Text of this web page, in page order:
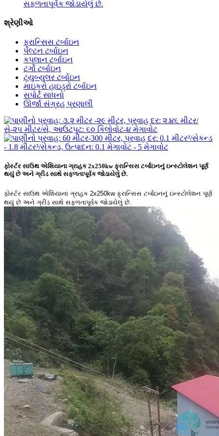
સફળતાપૂર્વક જોડાયેલું છે.
શ્રેણીઓ
ફ્રાન્સિસ ટર્બાઇન
પેલ્ટન ટર્બાઇન
કપલાન ટર્બાઇન
ટર્ગો ટર્બાઇન
ટ્યુબ્યુલર ટર્બાઇન
માઇક્રો હાઇડ્રો ટર્બાઇન
સપોર્ટ સાધનો
ઊર્જા સંગ્રહ પ્રણાલી
ફોર્સ્ટર સાઉથ એશિયાના ગ્રાહક 2x250kw ફ્રાન્સિસ ટર્બાઇનનું ઇન્સ્ટોલેશન પૂર્ણ
થયું છે અને ગ્રીડ સાથે સફળતાપૂર્વક જોડાયેલું છે.
ફોર્સ્ટર સાઉથ એશિયાના ગ્રાહક 2x250kw ફ્રાન્સિસ ટર્બાઇનનું ઇન્સ્ટોલેશન પૂર્ણ
થયું છે અને ગ્રીડ સાથે સફળતાપૂર્વક જોડાયેલું છે.